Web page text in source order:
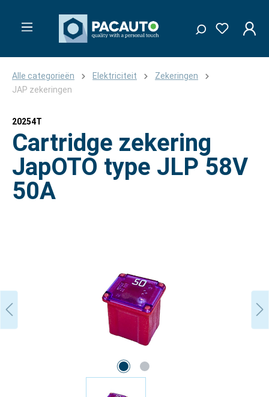
Alle categorieën Elektriciteit
Zekeringen
JAP zekeringen
20254T
Cartridge zekering
JapOTO type JLP 58V
50A